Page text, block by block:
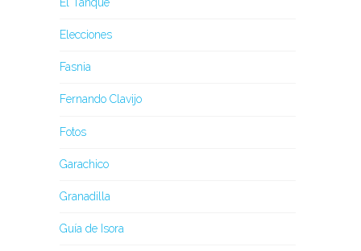
Elecciones
Fasnia
Fernando Clavijo
Fotos
Garachico
Granadilla
Guía de Isora